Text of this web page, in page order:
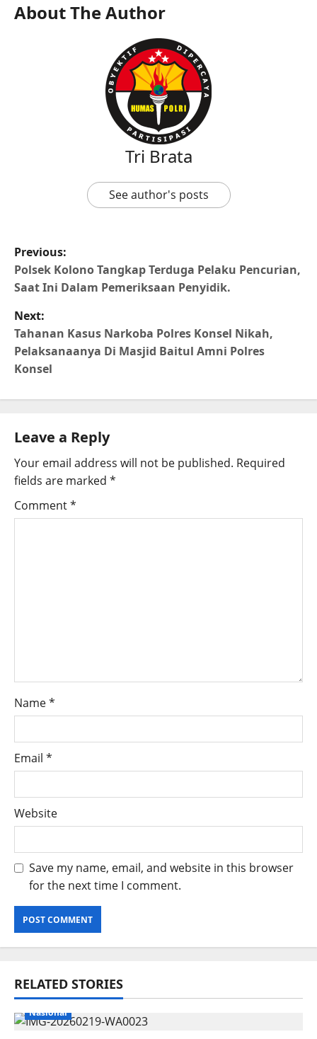
About The Author
Tri Brata
See author's posts
Previous:
Polsek Kolono Tangkap Terduga Pelaku Pencurian,
Saat Ini Dalam Pemeriksaan Penyidik.
Next:
Tahanan Kasus Narkoba Polres Konsel Nikah,
Pelaksanaanya Di Masjid Baitul Amni Polres
Konsel
Leave a Reply
Your email address will not be published. Required
fields are marked *
Comment*
Name*
Email *
Website
Save my name, email, and website in this browser
for the next time I comment.
RELATED STORIES
Nasional